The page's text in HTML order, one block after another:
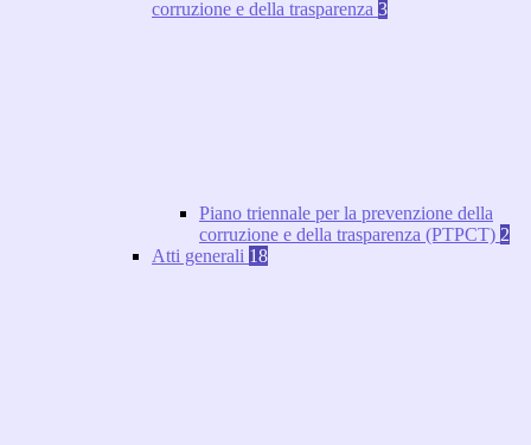
corruzione e della trasparenza 3
Piano triennale per la prevenzione della
corruzione e della trasparenza (PTPCT) 2
Atti generali 18